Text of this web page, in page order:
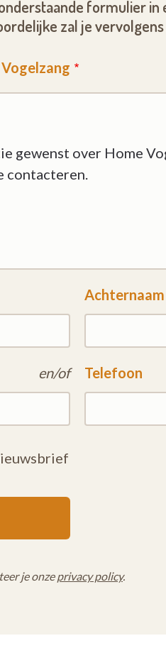
van het leven wordt
formulier in
zal je
Achternaam
en/of Telefoon
je onzeprivacy policy.